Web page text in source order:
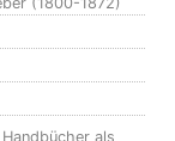
als